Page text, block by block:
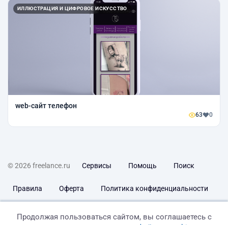
ИЛЛЮСТРАЦИЯ И ЦИФРОВОЕ ИСКУССТВО
web-сайт телефон
63 0
© 2026 freelance.ru Сервисы Помощь Поиск
Правила Оферта Политика конфиденциальности
Продолжая пользоваться сайтом, вы соглашаетесь с